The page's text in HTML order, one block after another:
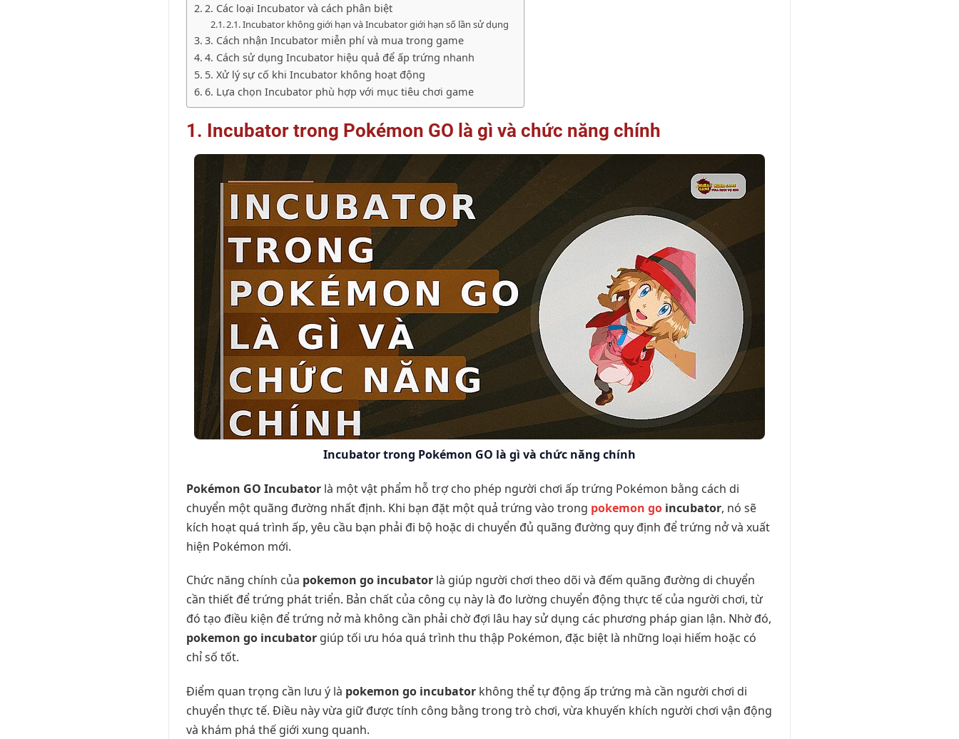
2. Các loại Incubator và cách phân biệt
2.1. Incubator không giới hạn và Incubator giới hạn số lần sử dụng
3. Cách nhận Incubator miễn phí và mua trong game
4. Cách sử dụng Incubator hiệu quả để ấp trứng nhanh
5. Xử lý sự cố khi Incubator không hoạt động
6. Lựa chọn Incubator phù hợp với mục tiêu chơi game
1. Incubator trong Pokémon GO là gì và chức năng chính
Incubator trong Pokémon GO là gì và chức năng chính
Pokémon GO Incubator là một vật phẩm hỗ trợ cho phép người chơi ấp trứng Pokémon bằng cách di
chuyển một quãng đường nhất định. Khi bạn đặt một quả trứng vào trong pokemon go incubator, nó sẽ
kích hoạt quá trình ấp, yêu cầu bạn phải đi bộ hoặc di chuyển đủ quãng đường quy định để trứng nở và xuất
hiện Pokémon mới.
Chức năng chính của pokemon go incubator là giúp người chơi theo dõi và đếm quãng đường di chuyển
cần thiết để trứng phát triển. Bản chất của công cụ này là đo lường chuyển động thực tế của người chơi, từ
đó tạo điều kiện để trứng nở mà không cần phải chờ đợi lâu hay sử dụng các phương pháp gian lận. Nhờ đó,
pokemon go incubator giúp tối ưu hóa quá trình thu thập Pokémon, đặc biệt là những loại hiếm hoặc có
chỉ số tốt.
Điểm quan trọng cần lưu ý là pokemon go incubator không thể tự động ấp trứng mà cần người chơi di
chuyển thực tế. Điều này vừa giữ được tính công bằng trong trò chơi, vừa khuyến khích người chơi vận động
và khám phá thế giới xung quanh.